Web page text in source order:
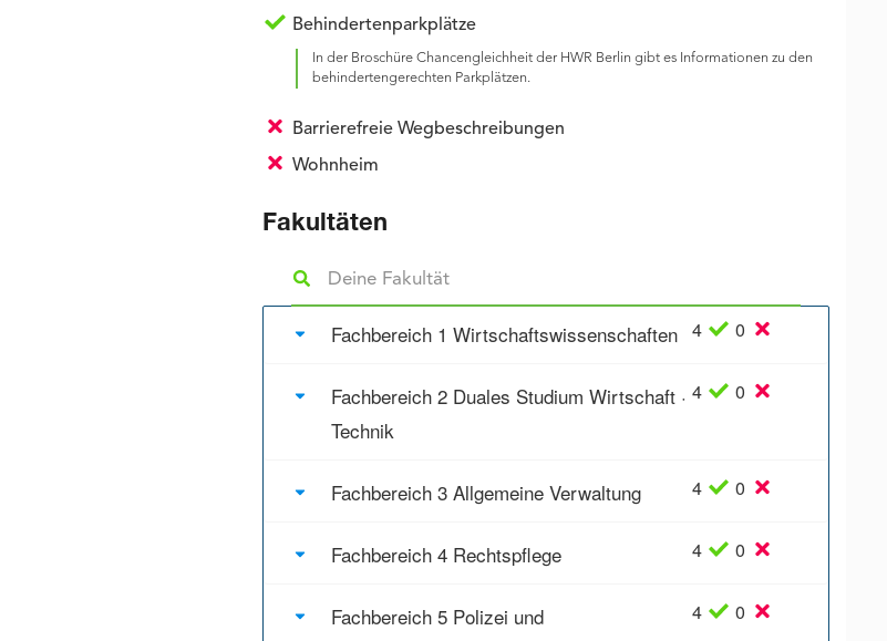
Behindertenparkplätze
In der Broschüre Chancengleichheit der HWR Berlin gibt es Informationen zu den
behindertengerechten Parkplätzen.
Barrierefreie Wegbeschreibungen
Wohnheim
Fakultäten
Fachbereich 1 Wirtschaftswissenschaften 4 0
Fachbereich 2 Duales Studium Wirtschaft ·
Technik
4 0
Fachbereich 3 Allgemeine Verwaltung 4 0
Fachbereich 4 Rechtspflege 4 0
Fachbereich 5 Polizei und
4 0